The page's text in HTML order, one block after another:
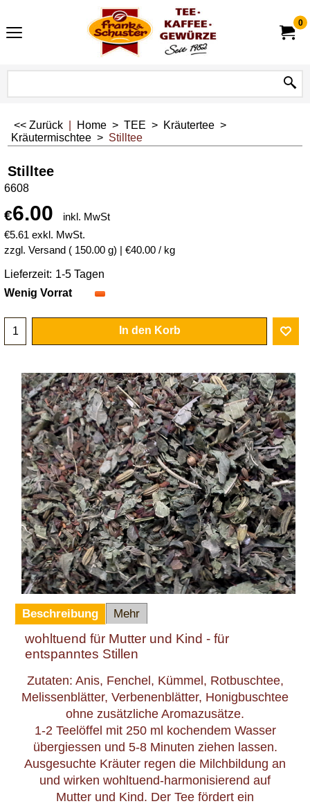
0
<< Zurück Home > TEE > Kräutertee >
Kräutermischtee > Stilltee
Stilltee
6608
€6.00
inkl. MwSt
€5.61 exkl. MwSt.
zzgl. Versand
150.00 g €40.00 / kg
Lieferzeit: 1-5 Tagen
Wenig Vorrat
In den Korb
Beschreibung Mehr
wohltuend für Mutter und Kind - für
entspanntes Stillen
Zutaten: Anis, Fenchel, Kümmel, Rotbuschtee,
Melissenblätter, Verbenenblätter, Honigbuschtee
ohne zusätzliche Aromazusätze.
1-2 Teelöffel mit 250 ml kochendem Wasser
übergiessen und 5-8 Minuten ziehen lassen.
Ausgesuchte Kräuter regen die Milchbildung an
und wirken wohltuend-harmonisierend auf
Mutter und Kind. Der Tee fördert ein